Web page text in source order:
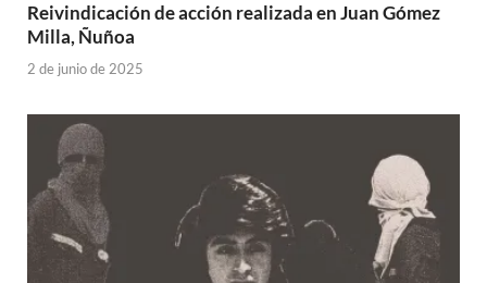
Reivindicación de acción realizada en Juan Gómez
Milla, Ñuñoa
2 de junio de 2025